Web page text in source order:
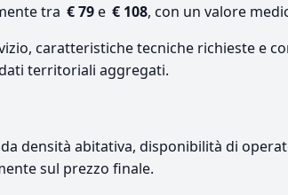
tra € 79e € 108, con un valore
caratteristiche tecniche richieste e
territoriali aggregati.
densità abitativa, disponibilità di
sul prezzo finale.